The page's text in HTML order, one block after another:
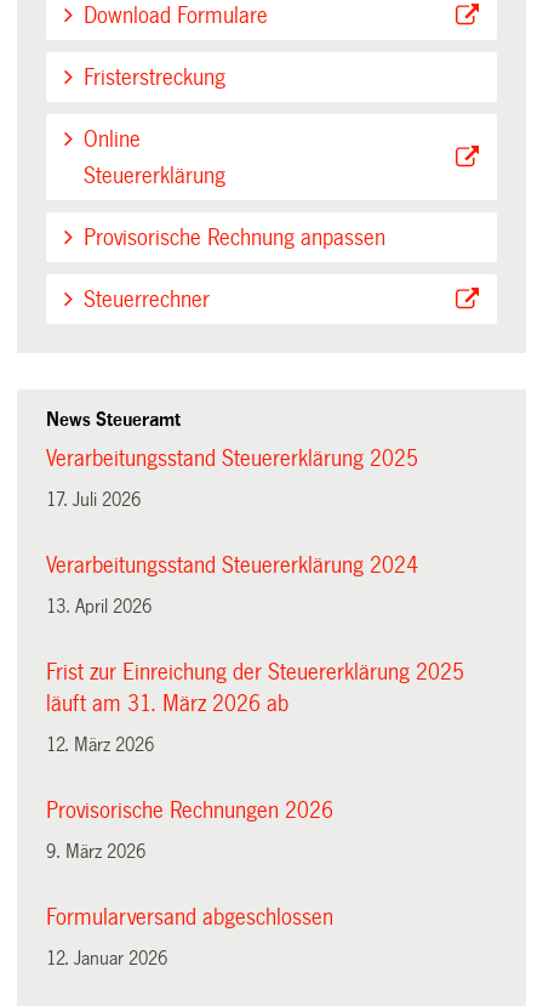
Download Formulare
Fristerstreckung
Online
Steuererklärung
Provisorische Rechnung anpassen
Steuerrechner
News Steueramt
Verarbeitungsstand Steuererklärung 2025
17. Juli 2026
Verarbeitungsstand Steuererklärung 2024
13. April 2026
Frist zur Einreichung der Steuererklärung 2025
läuft am 31. März 2026 ab
12. März 2026
Provisorische Rechnungen 2026
9. März 2026
Formularversand abgeschlossen
12. Januar 2026